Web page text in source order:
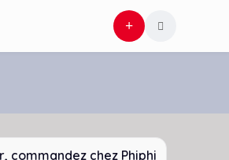
commandez chez Phiphi